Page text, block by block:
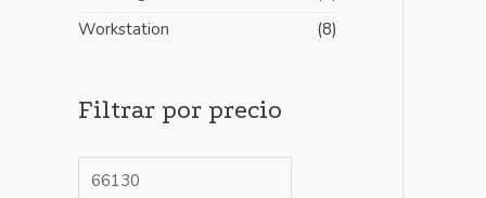
Workstation
(8)
Filtrar por precio